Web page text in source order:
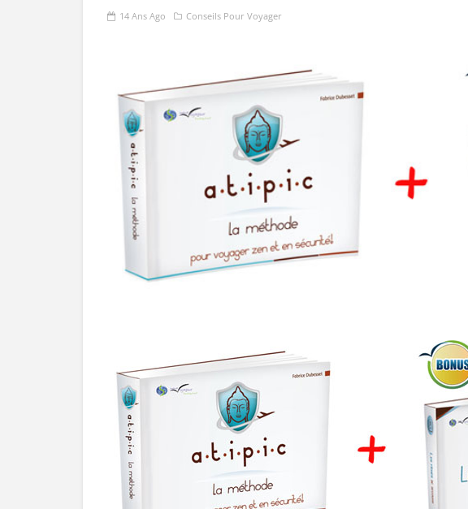
14 Ans Ago Conseils Pour Voyager